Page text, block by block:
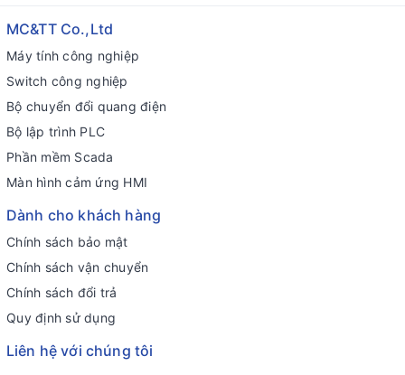
MC&TT Co.,Ltd
Máy tính công nghiệp
Switch công nghiệp
Bộ chuyển đổi quang điện
Bộ lập trình PLC
Phần mềm Scada
Màn hình cảm ứng HMI
Dành cho khách hàng
Chính sách bảo mật
Chính sách vận chuyển
Chính sách đổi trả
Quy định sử dụng
Liên hệ với chúng tôi